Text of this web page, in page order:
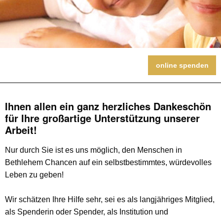
online spenden
Ihnen allen ein ganz herzliches Dankeschön
für Ihre großartige Unterstützung unserer
Arbeit!
Nur durch Sie ist es uns möglich, den Menschen in
Bethlehem Chancen auf ein selbstbestimmtes, würdevolles
Leben zu geben!
Wir schätzen Ihre Hilfe sehr, sei es als langjähriges Mitglied,
als Spenderin oder Spender, als Institution und